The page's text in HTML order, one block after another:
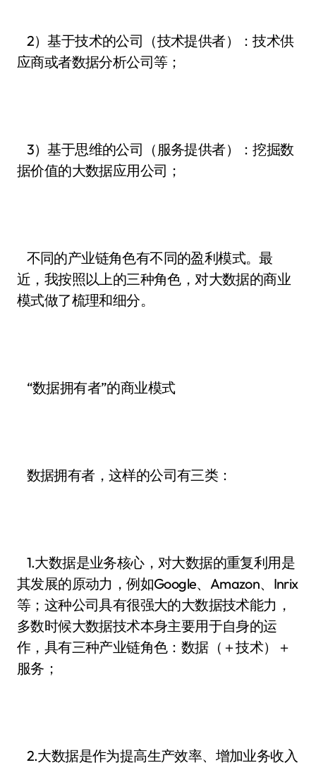
2）基于技术的公司（技术提供者）：技术供
应商或者数据分析公司等；
3）基于思维的公司（服务提供者）：挖掘数
据价值的大数据应用公司；
不同的产业链角色有不同的盈利模式。最
近，我按照以上的三种角色，对大数据的商业
模式做了梳理和细分。
“数据拥有者”的商业模式
数据拥有者，这样的公司有三类：
1.大数据是业务核心，对大数据的重复利用是
其发展的原动力，例如Google、Amazon、Inrix
等；这种公司具有很强大的大数据技术能力，
多数时候大数据技术本身主要用于自身的运
作，具有三种产业链角色：数据（＋技术）＋
服务；
2.大数据是作为提高生产效率、增加业务收入